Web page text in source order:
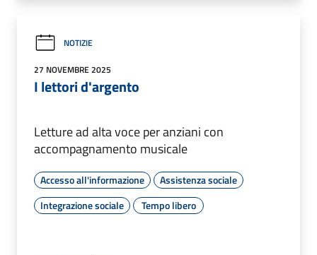
NOTIZIE
27 NOVEMBRE 2025
I lettori d'argento
Letture ad alta voce per anziani con
accompagnamento musicale
Accesso all'informazione
Assistenza sociale
Integrazione sociale
Tempo libero